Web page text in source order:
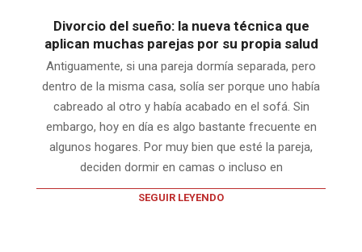
Divorcio del sueño: la nueva técnica que
aplican muchas parejas por su propia salud
Antiguamente, si una pareja dormía separada, pero
dentro de la misma casa, solía ser porque uno había
cabreado al otro y había acabado en el sofá. Sin
embargo, hoy en día es algo bastante frecuente en
algunos hogares. Por muy bien que esté la pareja,
deciden dormir en camas o incluso en
SEGUIR LEYENDO